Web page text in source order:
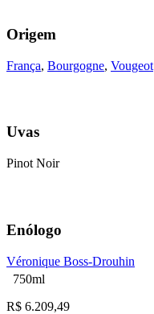
Origem
França, Bourgogne, Vougeot
Uvas
Pinot Noir
Enólogo
Véronique Boss-Drouhin
750ml
R$ 6.209,49